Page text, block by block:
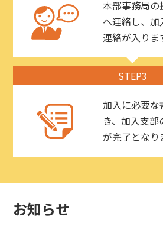
本部事務局
へ連絡し、
連絡が入りま
STEP3
加入に必要な
き、加入支
が完了となり
お知らせ